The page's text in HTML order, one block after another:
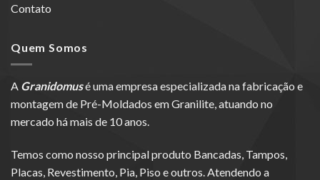
Contato
Quem Somos
A Granidomusé uma empresa especializada na fabricação e
montagem de Pré-Moldados em Granilite, atuando no
mercado há mais de 10 anos.
Temos como nosso principal produto Bancadas, Tampos,
Placas, Revestimento, Pia, Piso e outros. Atendendo a